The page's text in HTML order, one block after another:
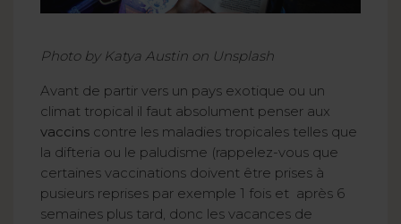
Photo by Katya Austin on Unsplash
Avant de partir vers un pays exotique ou un
climat tropical il faut absolument penser aux
vaccins contre les maladies tropicales telles que
la difteria ou le paludisme (rappelez-vous que
certaines vaccinations doivent être prises à
pusieurs reprises par exemple 1 fois et après 6
semaines plus tard, donc les vacances de